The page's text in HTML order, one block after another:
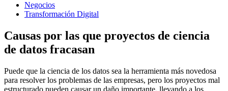
Negocios
Transformación Digital
Causas por las que proyectos de ciencia
de datos fracasan
Puede que la ciencia de los datos sea la herramienta más novedosa
para resolver los problemas de las empresas, pero los proyectos mal
estructurado pueden causar un daño importante, llevando a los